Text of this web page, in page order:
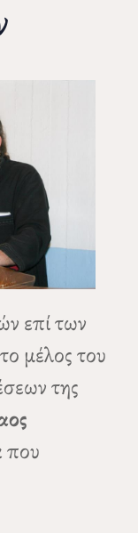
επί των
μέλος του
της
που